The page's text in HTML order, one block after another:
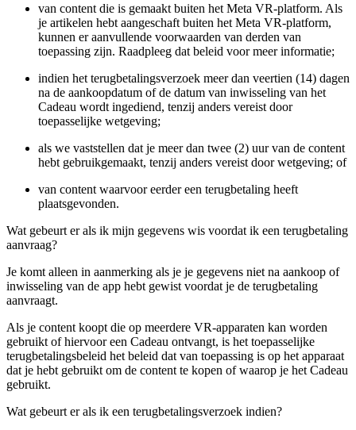
van content die is gemaakt buiten het Meta VR-platform. Als
je artikelen hebt aangeschaft buiten het Meta VR-platform,
kunnen er aanvullende voorwaarden van derden van
toepassing zijn. Raadpleeg dat beleid voor meer informatie;
indien het terugbetalingsverzoek meer dan veertien (14) dagen
na de aankoopdatum of de datum van inwisseling van het
Cadeau wordt ingediend, tenzij anders vereist door
toepasselijke wetgeving;
als we vaststellen dat je meer dan twee (2) uur van de content
hebt gebruikgemaakt, tenzij anders vereist door wetgeving; of
van content waarvoor eerder een terugbetaling heeft
plaatsgevonden.
Wat gebeurt er als ik mijn gegevens wis voordat ik een terugbetaling
aanvraag?
Je komt alleen in aanmerking als je je gegevens niet na aankoop of
inwisseling van de app hebt gewist voordat je de terugbetaling
aanvraagt.
Als je content koopt die op meerdere VR-apparaten kan worden
gebruikt of hiervoor een Cadeau ontvangt, is het toepasselijke
terugbetalingsbeleid het beleid dat van toepassing is op het apparaat
dat je hebt gebruikt om de content te kopen of waarop je het Cadeau
gebruikt.
Wat gebeurt er als ik een terugbetalingsverzoek indien?